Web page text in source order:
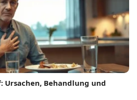
Ursachen, Behandlung und